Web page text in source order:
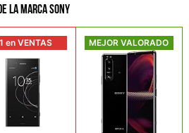
la marca Sony
en VENTAS MEJOR VALORADO